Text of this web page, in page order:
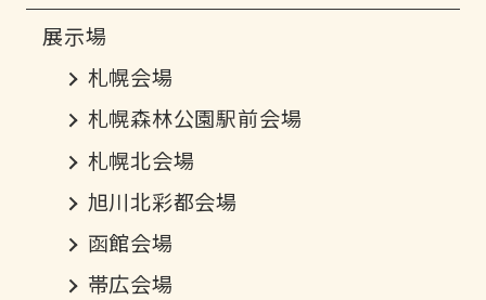
札幌会場
札幌森林公園駅前会場
札幌北会場
旭川北彩都会場
函館会場
帯広会場